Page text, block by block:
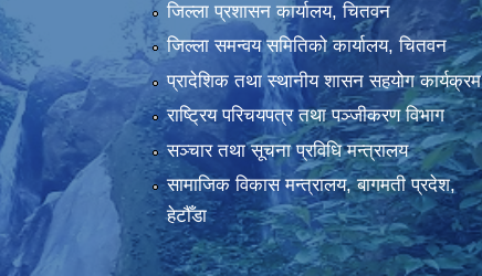
जिल्ला प्रशासन कार्यालय, चितवन
जिल्ला समन्वय समितिको कार्यालय, चितवन
प्रादेशिक तथा स्थानीय शासन सहयोग कार्यक्रम
राष्ट्रिय परिचयपत्र तथा पञ्‍जीकरण विभाग
सञ्‍चार तथा सूचना प्रविधि मन्त्रालय
सामाजिक विकास मन्त्रालय, बागमती प्रदेश,
हेटौँडा